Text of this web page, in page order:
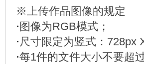
※上传作品图像的规定
· 图像为RGB模式；
· 尺寸限定为竖式：728px
·每1件的文件大小不要超